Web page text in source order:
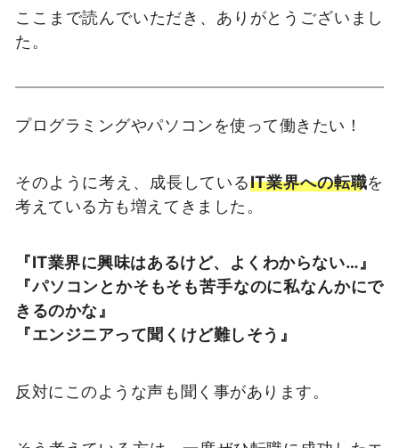
ここまで読んでいただき、ありがとうございまし
た。
プログラミングやパソコンを使って働きたい！
そのように考え、成長しているIT業界への転職を
考えている方も増えてきました。
『IT業界に興味はあるけど、よくわからない…』
『パソコンとかそもそも苦手なのに私なんかにで
きるのかな』
『エンジニアって聞くけど難しそう』
反対にこのような声も聞く事があります。